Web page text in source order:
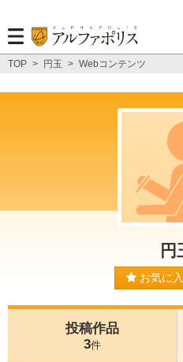
TOP > 円玉 > Webコンテンツ
円
お気に
投稿作品
3件